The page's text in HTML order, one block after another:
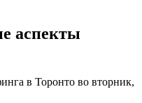
аспекты
в Торонто во вторник,